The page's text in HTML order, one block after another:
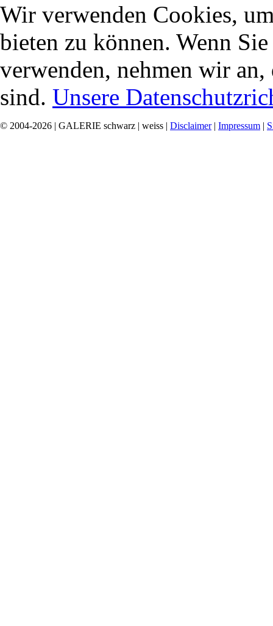
Wir verwenden Cookies,
bieten zu können. Wenn
verwenden, nehmen wir
sind. Unsere
© 2004-2026 | GALERIE schwarz | weiss | Disclaimer| Impressum |